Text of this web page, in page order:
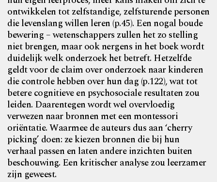
ontwikkelen tot zelfstandige, zelfsturende personen
die levenslang willen leren (p.45). Een nogal boude
bewering – wetenschappers zullen het zo stelling
niet brengen, maar ook nergens in het boek wordt
duidelijk welk onderzoek het betreft. Hetzelfde
geldt voor de claim over onderzoek naar kinderen
die controle hebben over hun dag (p.122), wat tot
betere cognitieve en psychosociale resultaten zou
leiden. Daarentegen wordt wel overvloedig
verwezen naar bronnen met een montessori
oriëntatie. Waarmee de auteurs dus aan ‘cherry
picking’ doen: ze kiezen bronnen die bij hun
verhaal passen en laten andere inzichten buiten
beschouwing. Een kritischer analyse zou leerzamer
zijn geweest.